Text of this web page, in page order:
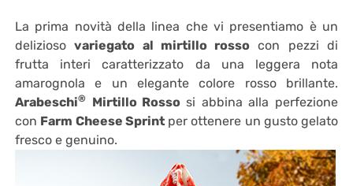
La prima novità della linea che vi presentiamo è un
deliziosovariegato al mirtillo rosso con pezzi di
frutta interi caratterizzato da una leggera nota
amarognola e un elegante colore rosso brillante.
Arabeschi® Mirtillo Rossosi abbina alla perfezione
con Farm Cheese Sprintper ottenere un gusto gelato
fresco e genuino.